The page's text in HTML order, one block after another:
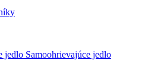
Samoohrievajúce jedlo